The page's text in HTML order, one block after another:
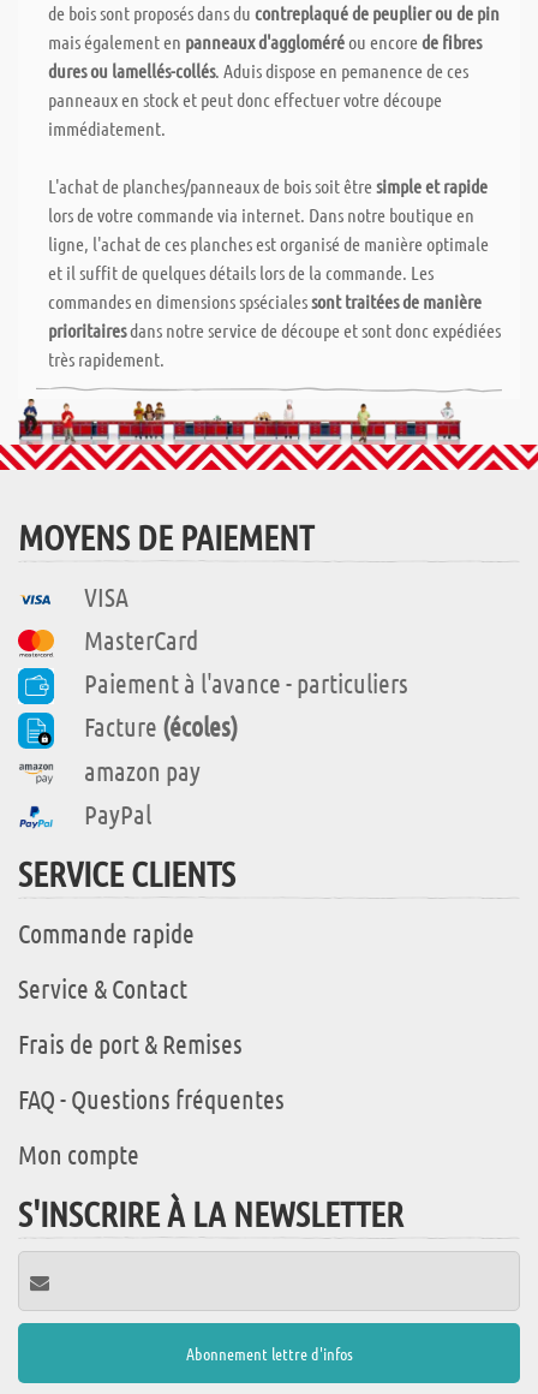
de bois sont proposés dans du contreplaqué de peuplier ou de pin
mais également en panneaux d'aggloméréou encorede fibres
dures ou lamellés-collés. Aduis dispose en pemanence de ces
panneaux en stock et peut donc effectuer votre découpe
immédiatement.
L'achat de planches/panneaux de bois soit êtresimple et rapide
lors de votre commande via internet. Dans notre boutique en
ligne, l'achat de ces planches est organisé de manière optimale
et il suffit de quelques détails lors de la commande. Les
commandes en dimensions spsécialessont traitées de manière
prioritairesdans notre service de découpe et sont donc expédiées
très rapidement.
MOYENS DE PAIEMENT
VISA
MasterCard
Paiement à l'avance - particuliers
Facture (écoles)
amazon pay
PayPal
SERVICE CLIENTS
Commande rapide
Service & Contact
Frais de port & Remises
FAQ - Questions fréquentes
Mon compte
S'INSCRIRE À LA NEWSLETTER